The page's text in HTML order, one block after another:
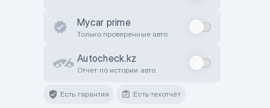
Mycar prime
Только проверенные авто
Autocheck.kz
Отчет по истории авто
Есть гарантия Есть техотчёт